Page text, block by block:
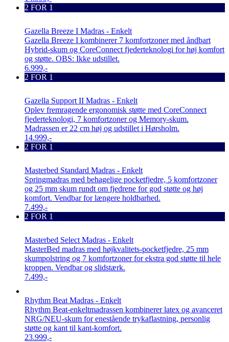
2 FOR 1
Gazella Breeze I Madras - Enkelt
Gazella Breeze I kombinerer 7 komfortzoner med åndbart
Hybrid-skum og CoreConnect fjederteknologi for høj komfort
og støtte. OBS: Ikke udstillet.
6.999,-
2 FOR 1
Gazella Support II Madras - Enkelt
Oplev fremragende ergonomisk støtte med CoreConnect
fjederteknologi, 7 komfortzoner og Memory-skum.
Madrassen er 22 cm høj og udstillet i Hørsholm.
14.999,-
2 FOR 1
Masterbed Standard Madras - Enkelt
Springmadras med behagelige pocketfjedre, 5 komfortzoner
og 25 mm skum rundt om fjedrene for god støtte og høj
komfort. Vendbar for længere holdbarhed.
7.499,-
2 FOR 1
Masterbed Select Madras - Enkelt
MasterBed madras med højkvalitets-pocketfjedre, 25 mm
skumpolstring og 7 komfortzoner for ekstra god støtte til hele
kroppen. Vendbar og slidstærk.
7.499,-
Rhythm Beat Madras - Enkelt
Rhythm Beat-enkeltmadrassen kombinerer latex og avanceret
NRG/NEU-skum for enestående trykaflastning, personlig
støtte og kant til kant-komfort.
23.999,-